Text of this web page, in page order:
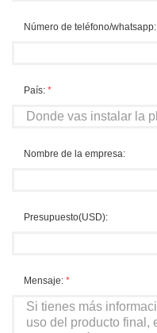
Número de teléfono/whatsapp:
País: *
Nombre de la empresa:
Presupuesto(USD):
Mensaje: *